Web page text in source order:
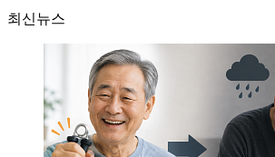
최신뉴스